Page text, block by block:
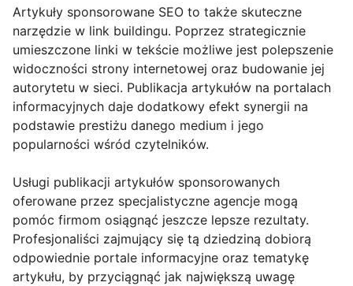
Artykuły sponsorowane SEO to także skuteczne
narzędzie w link buildingu. Poprzez strategicznie
umieszczone linki w tekście możliwe jest polepszenie
widoczności strony internetowej oraz budowanie jej
autorytetu w sieci. Publikacja artykułów na portalach
informacyjnych daje dodatkowy efekt synergii na
podstawie prestiżu danego medium i jego
popularności wśród czytelników.
Usługi publikacji artykułów sponsorowanych
oferowane przez specjalistyczne agencje mogą
pomóc firmom osiągnąć jeszcze lepsze rezultaty.
Profesjonaliści zajmujący się tą dziedziną dobiorą
odpowiednie portale informacyjne oraz tematykę
artykułu, by przyciągnąć jak największą uwagę